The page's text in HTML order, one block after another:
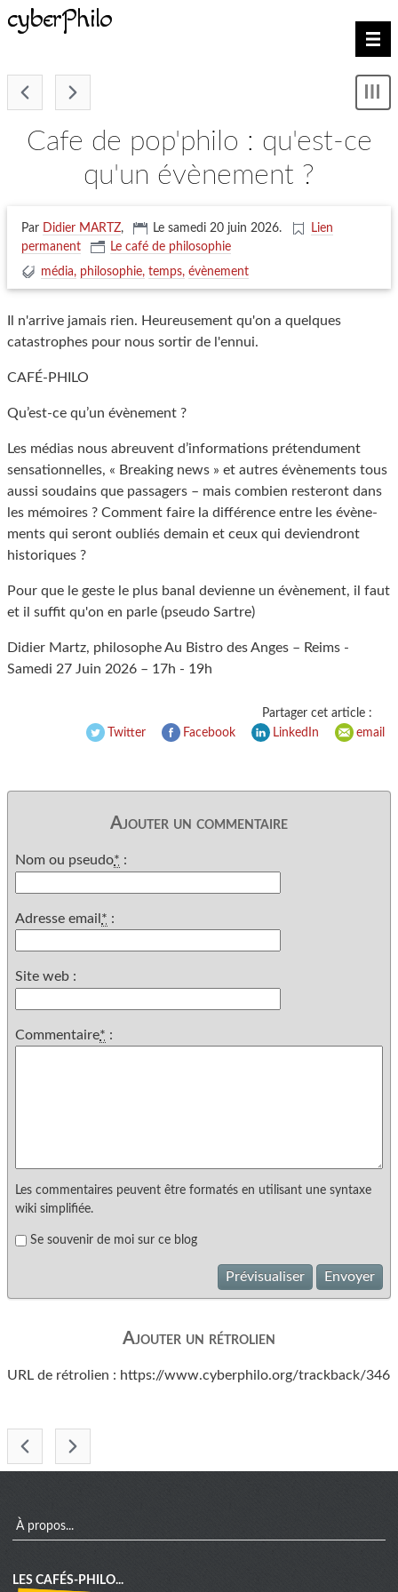
cyberPhilo
cafe de pop'philo : qu'est-ce
qu'un évènement ?
Par Didier MARTZ, Le samedi 20 juin 2026.
Lien
permanent
Le café de philosophie
média
philosophie temps évènement
Il n'arrive jamais rien. Heureusement qu'on a quelques
catastrophes pour nous sortir de l'ennui.
CAFÉ-PHILO
Qu’est-ce qu’un évènement ?
Les médias nous abreuvent d’informations prétendument
sensationnelles, « Breaking news » et autres évènements tous
aussi soudains que passagers – mais combien resteront dans
les mémoires ? Comment faire la différence entre les évène-
ments qui seront oubliés demain et ceux qui deviendront
historiques ?
Pour que le geste le plus banal devienne un évènement, il faut
et il suffit qu'on en parle (pseudo Sartre)
Didier Martz, philosophe Au Bistro des Anges – Reims -
Samedi 27 Juin 2026 – 17h - 19h
Partager cet article :
Twitter
Facebook LinkedIn email
Ajouter un commentaire
Nom ou pseudo* :
Adresse email * :
Site web :
Commentaire* :
Les commentaires peuvent être formatés en utilisant une syntaxe
wiki simplifiée.
Se souvenir de moi sur ce blog
Prévisualiser Envoyer
Ajouter un rétrolien
URL de rétrolien : https://www.cyberphilo.org/trackback/346
menu
À propos...
LES CAFÉS-PHILO...